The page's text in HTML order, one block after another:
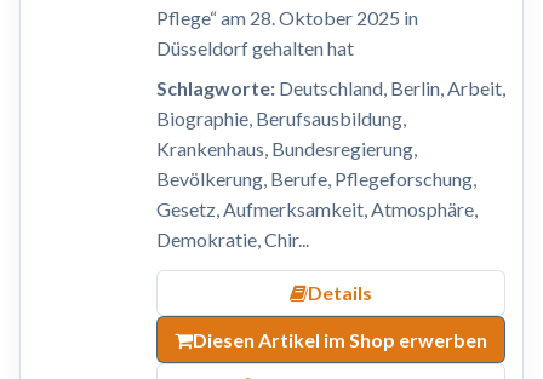
Pflege“ am 28. Oktober 2025 in
Düsseldorf gehalten hat
Schlagworte:Deutschland, Berlin, Arbeit,
Biographie, Berufsausbildung,
Krankenhaus, Bundesregierung,
Bevölkerung, Berufe, Pflegeforschung,
Gesetz, Aufmerksamkeit, Atmosphäre,
Demokratie, Chir...
Details
Diesen Artikel im Shop erwerben